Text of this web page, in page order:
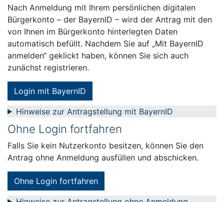
Nach Anmeldung mit Ihrem persönlichen digitalen
Bürgerkonto – der BayernID – wird der Antrag mit den
von Ihnen im Bürgerkonto hinterlegten Daten
automatisch befüllt. Nachdem Sie auf „Mit BayernID
anmelden“ geklickt haben, können Sie sich auch
zunächst registrieren.
Login mit BayernID
Hinweise zur Antragstellung mit BayernID
Ohne Login fortfahren
Falls Sie kein Nutzerkonto besitzen, können Sie den
Antrag ohne Anmeldung ausfüllen und abschicken.
Ohne Login fortfahren